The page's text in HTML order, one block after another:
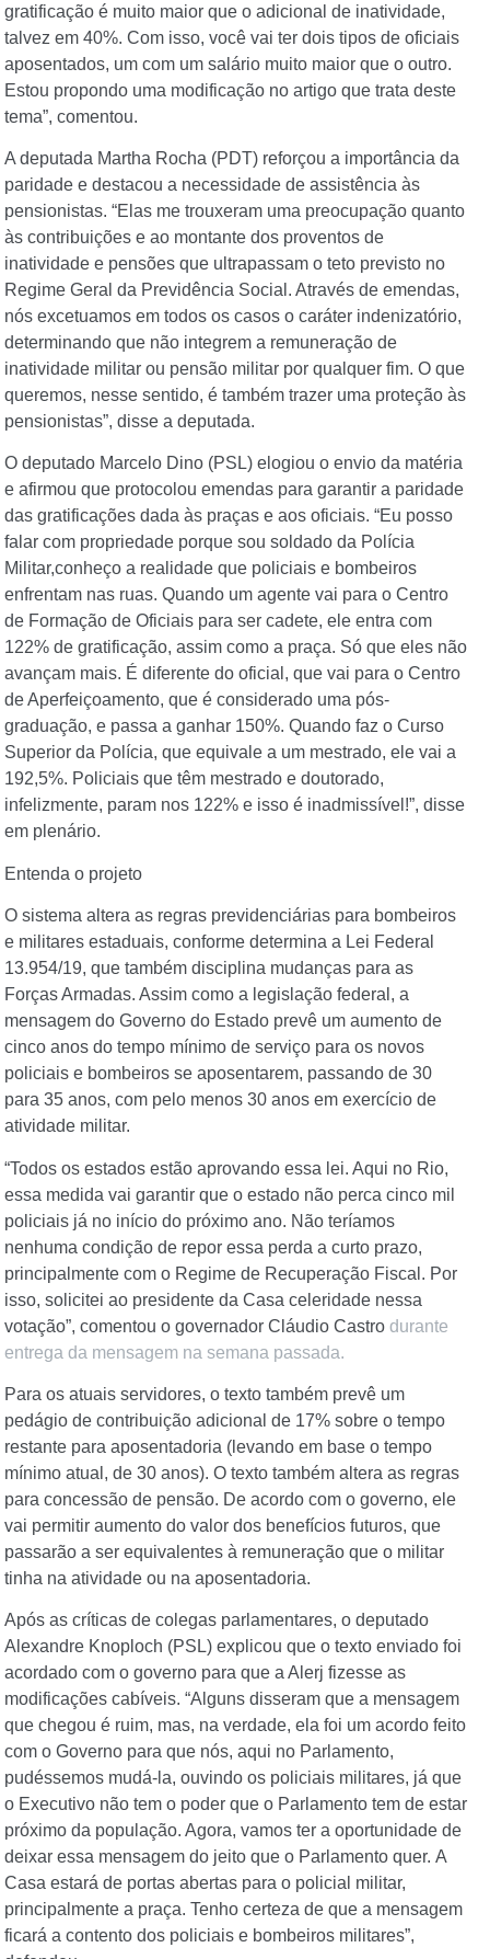
gratificação é muito maior que o adicional de inatividade,
talvez em 40%. Com isso, você vai ter dois tipos de oficiais
aposentados, um com um salário muito maior que o outro.
Estou propondo uma modificação no artigo que trata deste
tema”, comentou.
A deputada Martha Rocha (PDT) reforçou a importância da
paridade e destacou a necessidade de assistência às
pensionistas. “Elas me trouxeram uma preocupação quanto
às contribuições e ao montante dos proventos de
inatividade e pensões que ultrapassam o teto previsto no
Regime Geral da Previdência Social. Através de emendas,
nós excetuamos em todos os casos o caráter indenizatório,
determinando que não integrem a remuneração de
inatividade militar ou pensão militar por qualquer fim. O que
queremos, nesse sentido, é também trazer uma proteção às
pensionistas”, disse a deputada.
O deputado Marcelo Dino (PSL) elogiou o envio da matéria
e afirmou que protocolou emendas para garantir a paridade
das gratificações dada às praças e aos oficiais. “Eu posso
falar com propriedade porque sou soldado da Polícia
Militar,conheço a realidade que policiais e bombeiros
enfrentam nas ruas. Quando um agente vai para o Centro
de Formação de Oficiais para ser cadete, ele entra com
122% de gratificação, assim como a praça. Só que eles não
avançam mais. É diferente do oficial, que vai para o Centro
de Aperfeiçoamento, que é considerado uma pós-
graduação, e passa a ganhar 150%. Quando faz o Curso
Superior da Polícia, que equivale a um mestrado, ele vai a
192,5%. Policiais que têm mestrado e doutorado,
infelizmente, param nos 122% e isso é inadmissível!”, disse
em plenário.
Entenda o projeto
O sistema altera as regras previdenciárias para bombeiros
e militares estaduais, conforme determina a Lei Federal
13.954/19, que também disciplina mudanças para as
Forças Armadas. Assim como a legislação federal, a
mensagem do Governo do Estado prevê um aumento de
cinco anos do tempo mínimo de serviço para os novos
policiais e bombeiros se aposentarem, passando de 30
para 35 anos, com pelo menos 30 anos em exercício de
atividade militar.
“Todos os estados estão aprovando essa lei. Aqui no Rio,
essa medida vai garantir que o estado não perca cinco mil
policiais já no início do próximo ano. Não teríamos
nenhuma condição de repor essa perda a curto prazo,
principalmente com o Regime de Recuperação Fiscal. Por
isso, solicitei ao presidente da Casa celeridade nessa
votação”, comentou o governador Cláudio Castro durante
entrega da mensagem na semana passada.
Para os atuais servidores, o texto também prevê um
pedágio de contribuição adicional de 17% sobre o tempo
restante para aposentadoria (levando em base o tempo
mínimo atual, de 30 anos). O texto também altera as regras
para concessão de pensão. De acordo com o governo, ele
vai permitir aumento do valor dos benefícios futuros, que
passarão a ser equivalentes à remuneração que o militar
tinha na atividade ou na aposentadoria.
Após as críticas de colegas parlamentares, o deputado
Alexandre Knoploch (PSL) explicou que o texto enviado foi
acordado com o governo para que a Alerj fizesse as
modificações cabíveis. “Alguns disseram que a mensagem
que chegou é ruim, mas, na verdade, ela foi um acordo feito
com o Governo para que nós, aqui no Parlamento,
pudéssemos mudá-la, ouvindo os policiais militares, já que
o Executivo não tem o poder que o Parlamento tem de estar
próximo da população. Agora, vamos ter a oportunidade de
deixar essa mensagem do jeito que o Parlamento quer. A
Casa estará de portas abertas para o policial militar,
principalmente a praça. Tenho certeza de que a mensagem
ficará a contento dos policiais e bombeiros militares”,